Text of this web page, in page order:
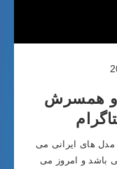
و همسرش
مدل های ایرانی می
باشد و امروز می